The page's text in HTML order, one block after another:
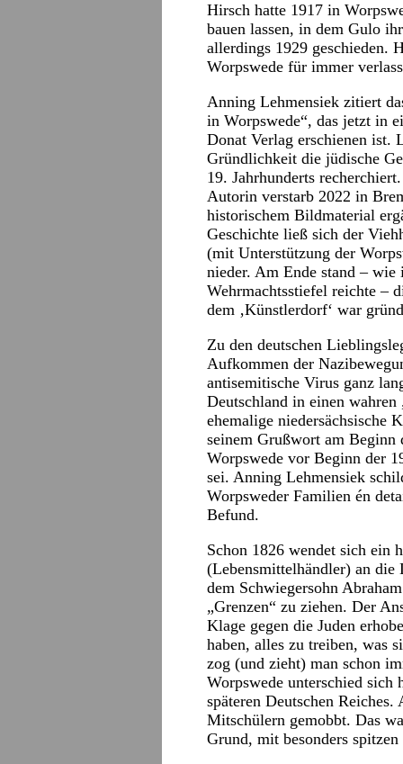
Hirsch hatte 1917 in
bauen lassen, in dem Gulo
allerdings 1929 geschieden.
Worpswede für immer
Anning Lehmensiek zitiert
in Worpswede“, das jetzt in
Donat Verlag erschienen ist.
Gründlichkeit die jüdische
19. Jahrhunderts
Autorin verstarb 2022 in
historischem Bildmaterial
Geschichte ließ sich der
(mit Unterstützung der
nieder. Am Ende stand –
Wehrmachtsstiefel reichte –
dem ‚Künstlerdorf‘ war
Zu den deutschen
Aufkommen der
antisemitische Virus ganz
Deutschland in einen
ehemalige niedersächsische
seinem Grußwort am Beginn
Worpswede vor Beginn der
sei. Anning Lehmensiek
Worpsweder Familien én
Befund.
Schon 1826 wendet sich ein
(Lebensmittelhändler) an die
dem Schwiegersohn
„Grenzen“ zu ziehen. Der
Klage gegen die Juden
haben, alles zu treiben, was
zog (und zieht) man schon
Worpswede unterschied sich
späteren Deutschen
Mitschülern gemobbt. Das
Grund, mit besonders